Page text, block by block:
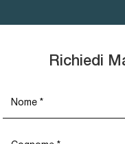
Richiedi